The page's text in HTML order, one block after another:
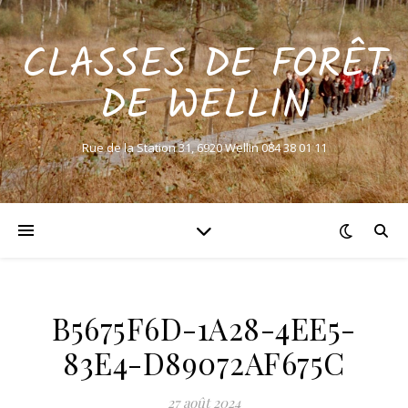
CLASSES DE FORÊT
DE WELLIN
Rue de la Station 31, 6920 Wellin 084 38 01 11
B5675F6D-1A28-4EE5-
83E4-D89072AF675C
27 août 2024